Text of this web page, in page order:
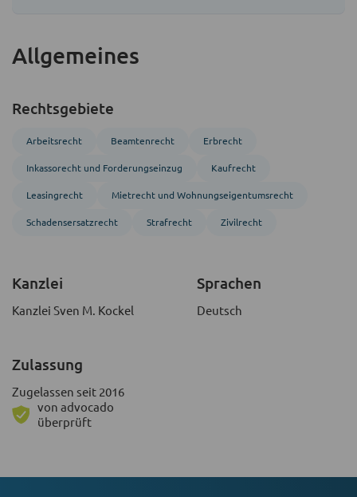
Allgemeines
Rechtsgebiete
Arbeitsrecht Beamten­recht Erbrecht
Inkasso­recht und Forderungs­einzug Kaufrecht
Leasingrecht Mietrecht und Wohnungs­eigentumsrecht
Schadensersatzrecht Strafrecht Zivil­recht
Kanzlei
Kanzlei Sven M. Kockel
Sprachen
Deutsch
Zulassung
Zugelassen seit 2016
von advocado
überprüft